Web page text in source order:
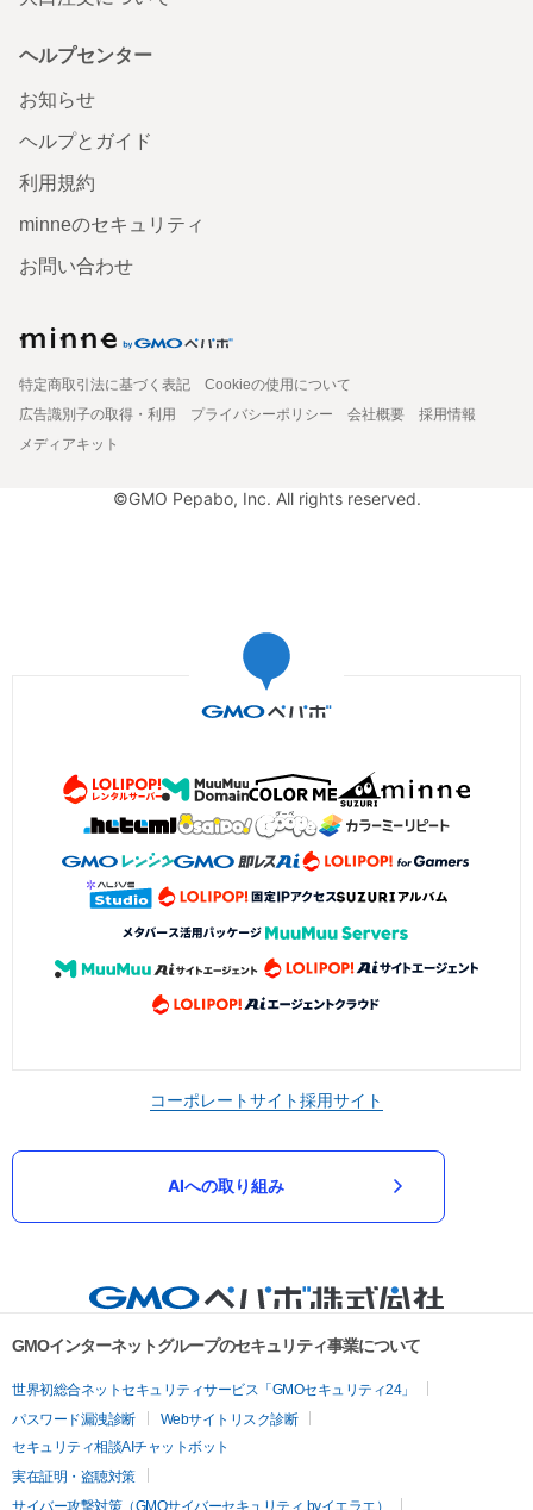
ヘルプセンター
お知らせ
ヘルプとガイド
利用規約
minneのセキュリティ
お問い合わせ
特定商取引法に基づく表記
Cookieの使用について
広告識別子の取得・利用
プライバシーポリシー 会社概要
採用情報
メディアキット
©GMO Pepabo, Inc. All rights reserved.
コーポレートサイト採用サイト
AIへの取り組み
GMOインターネットグループのセキュリティ事業について
世界初総合ネットセキュリティサービス「GMOセキュリティ24」
パスワード漏洩診断
Webサイトリスク診断
セキュリティ相談AIチャットボット
実在証明・盗聴対策
サイバー攻撃対策（GMOサイバーセキュリティ byイエラエ）